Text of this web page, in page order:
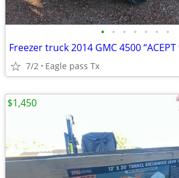
• • • • • • •
Freezer truck 2014 GMC 4500
7/2 Eagle pass Tx
$1,450